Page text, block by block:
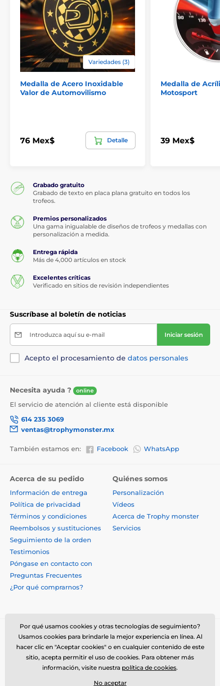
Variedades (3)
Medalla de Acero Inoxidable
Valor de Automovilismo
76 Mex$ Detalle
Medalla de
Motosport
39 Mex$
Grabado gratuito
Grabado de texto en placa plana gratuito en todos los
trofeos.
Premios personalizados
Una gama inigualable de diseños de trofeos y medallas con
personalización a medida.
Entrega rápida
Más de 4,000 artículos en stock
Excelentes críticas
Verificado en sitios de revisión independientes
Suscríbase al boletín de noticias
Introduzca aquí su e-mail Iniciar sesión
Acepto el procesamiento de datos personales
Necesita ayuda ? online
El servicio de atención al cliente está disponible
614 235 3069
ventas@trophymonster.mx
También estamos en: Facebook WhatsApp
Acerca de su pedido
Información de entrega
Política de privacidad
Términos y condiciones
Reembolsos y sustituciones
Seguimiento de la orden
Testimonios
Póngase en contacto con
Preguntas Frecuentes
¿Por qué comprarnos?
Quiénes somos
Personalización
Vídeos
Acerca de Trophy monster
Servicios
Por qué usamos cookies y otras tecnologías de seguimiento?
Usamos cookies para brindarle la mejor experiencia en línea. Al
hacer clic en "Aceptar cookies" o en cualquier contenido de este
sitio, acepta permitir el uso de cookies. Para obtener más
información, visite nuestra política de cookies.
No aceptar